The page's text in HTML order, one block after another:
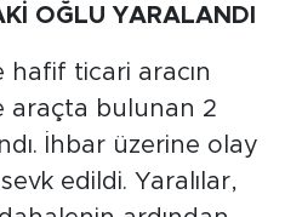
OĞLU YARALANDI
hafif ticari aracın
araçta bulunan 2
İhbar üzerine olay
edildi. Yaralılar,